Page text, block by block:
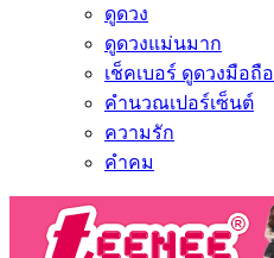
ดูดวง
ดูดวงแม่นมาก
เช็คเบอร์ ดูดวงมือถือ
คำนวณเปอร์เซ็นต์
ความรัก
คำคม